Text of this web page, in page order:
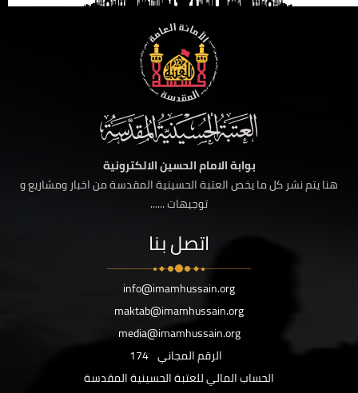
بوابة الامام الحسين الالكترونية
هنا يتم نشر كل ما يخص العتبة الحسينية المقدسة من اخبار ومشاريع و
توجيهات ......
اتصل بنا
info@imamhussain.org
maktab@imamhussain.org
media@imamhussain.org
الرقم المجاني 174
الحساب المالي للعتبة الحسينية المقدسة